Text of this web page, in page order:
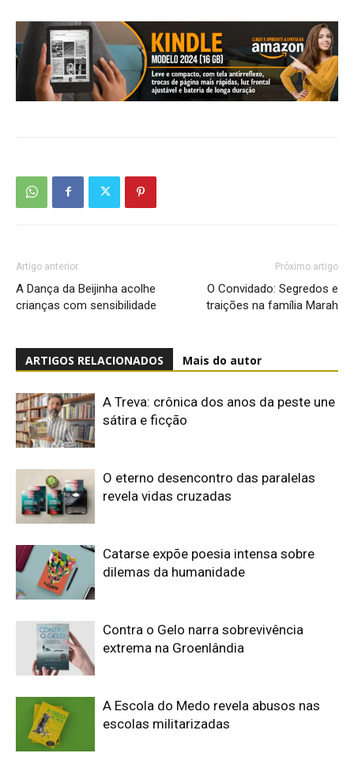
Artigo anterior
A Dança da Beijinha acolhe
crianças com sensibilidade
Próximo artigo
O Convidado: Segredos e
traições na família Marah
ARTIGOS RELACIONADOS Mais do autor
A Treva: crônica dos anos da peste une
sátira e ficção
O eterno desencontro das paralelas
revela vidas cruzadas
Catarse expõe poesia intensa sobre
dilemas da humanidade
Contra o Gelo narra sobrevivência
extrema na Groenlândia
A Escola do Medo revela abusos nas
escolas militarizadas